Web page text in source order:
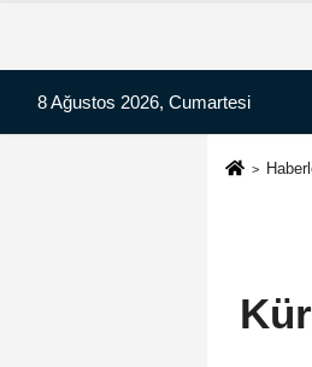
8 Ağustos 2026, Cumartesi